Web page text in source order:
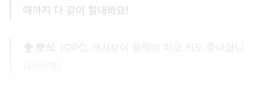
때까지 다 같이 힘내봐요!
🐥 뽀식
: I♡PO, 캐치보이 블락비 피오 저도 좋아합니